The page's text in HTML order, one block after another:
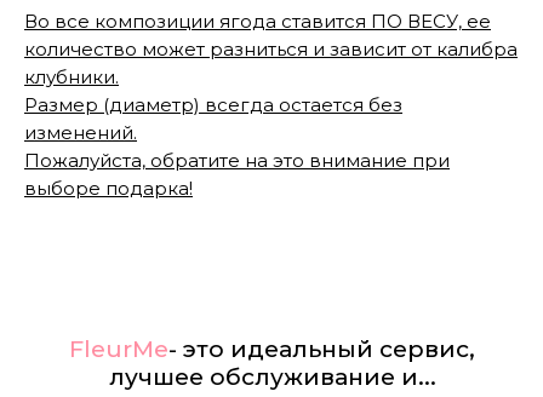
Во все композиции ягода ставится ПО ВЕСУ, ее
количество может разниться и зависит от калибра
клубники.
Размер (диаметр) всегда остается без
изменений.
Пожалуйста, обратите на это внимание при
выборе подарка!
FleurMe- это идеальный сервис,
лучшее обслуживание и...